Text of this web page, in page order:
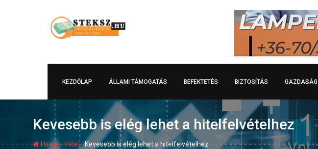
KEZDŐLAP ÁLLAMI TÁMOGATÁS BEFEKTETÉS BIZTOSÍTÁS GAZDASÁG
Kevesebb is elég lehet a hitelfelvételhez
Home-Hitel -Kevesebb is elég lehet a hitelfelvételhez